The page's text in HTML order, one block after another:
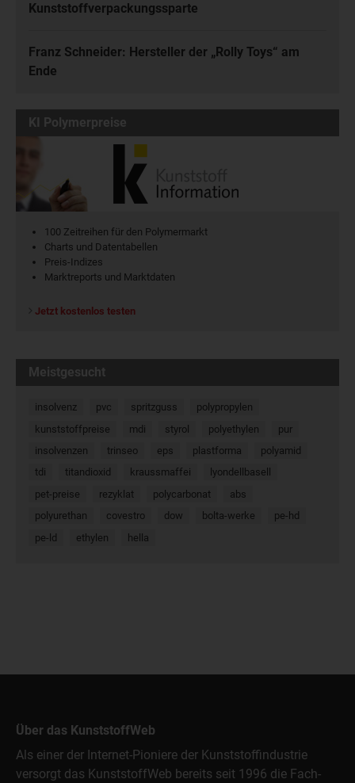
Kunststoffverpackungssparte
Franz Schneider: Hersteller der „Rolly Toys“ am
Ende
KI Polymerpreise
100 Zeitreihen für den Polymermarkt
Charts und Datentabellen
Preis-Indizes
Marktreports und Marktdaten
Jetzt kostenlos testen
Meistgesucht
insolvenz pvc spritzguss
polypropylen
kunststoffpreise
mdi styrol polyethylen
pur
insolvenzen
trinseo eps plastforma
polyamid
tdi
titandioxid kraussmaffei
lyondellbasell
pet-preise
rezyklat polycarbonat
abs
polyurethan
covestro dow bolta-werke
pe-hd
pe-ld
ethylen hella
Über das KunststoffWeb
Als einer der Internet-Pioniere der Kunststoffindustrie
versorgt das KunststoffWeb bereits seit 1996 die Fach-